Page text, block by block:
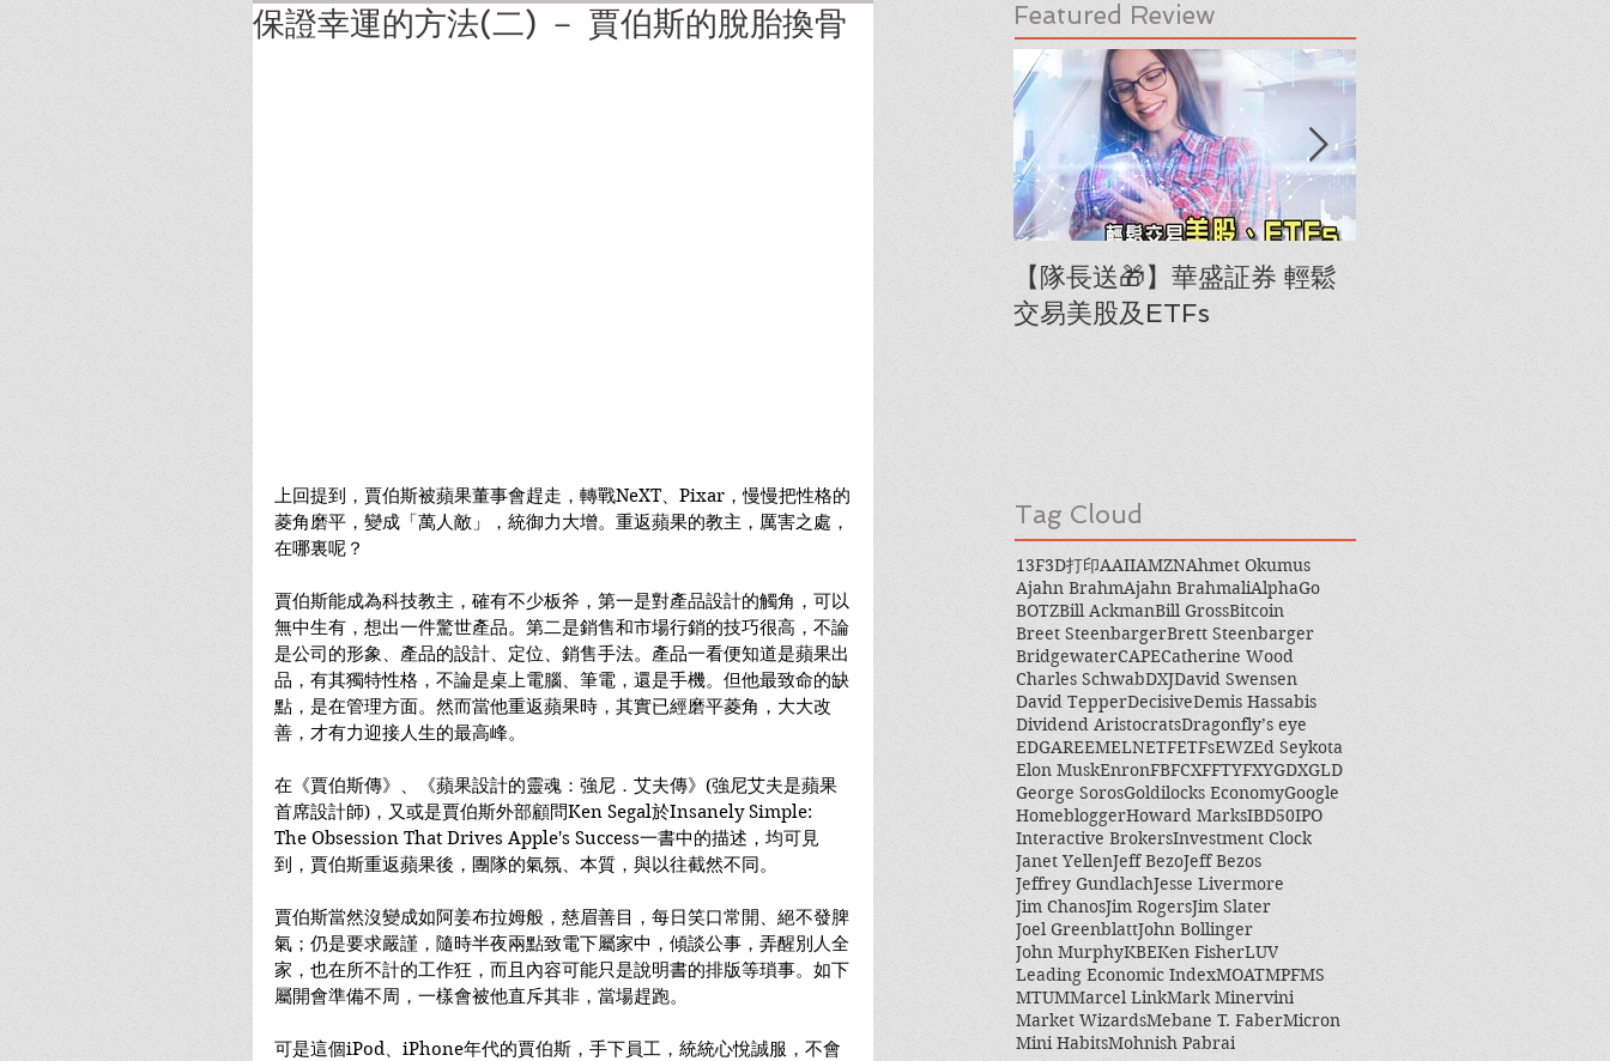
保證幸運的方法(二) － 賈伯斯的脫胎換骨
上回提到，賈伯斯被蘋果董事會趕走，轉戰NeXT、Pixar，慢慢把性格的
菱角磨平，變成「萬人敵」，統御力大增。重返蘋果的教主，厲害之處，
在哪裏呢？
賈伯斯能成為科技教主，確有不少板斧，第一是對產品設計的觸角，可以
無中生有，想出一件驚世產品。第二是銷售和市場行銷的技巧很高，不論
是公司的形象、產品的設計、定位、銷售手法。產品一看便知道是蘋果出
品，有其獨特性格，不論是桌上電腦、筆電，還是手機。但他最致命的缺
點，是在管理方面。然而當他重返蘋果時，其實已經磨平菱角，大大改
善，才有力迎接人生的最高峰。
在《賈伯斯傳》、《蘋果設計的靈魂：強尼．艾夫傳》(強尼艾夫是蘋果
首席設計師)，又或是賈伯斯外部顧問Ken Segal於Insanely Simple:
The Obsession That Drives Apple's Success一書中的描述，均可見
到，賈伯斯重返蘋果後，團隊的氣氛、本質，與以往截然不同。
賈伯斯當然沒變成如阿姜布拉姆般，慈眉善目，每日笑口常開、絕不發脾
氣；仍是要求嚴謹，隨時半夜兩點致電下屬家中，傾談公事，弄醒別人全
家，也在所不計的工作狂，而且內容可能只是說明書的排版等瑣事。如下
屬開會準備不周，一樣會被他直斥其非，當場趕跑。
可是這個iPod、iPhone年代的賈伯斯，手下員工，統統心悅誠服，不會
Featured Review
【隊長送🎁】華盛証券 輕鬆
交易美股及ETFs
Tag Cloud
13F3D打印AAIIAMZNAhmet Okumus
Ajahn BrahmAjahn BrahmaliAlphaGo
BOTZBill AckmanBill GrossBitcoin
Breet SteenbargerBrett Steenbarger
BridgewaterCAPECatherine Wood
Charles SchwabDXJDavid Swensen
David TepperDecisiveDemis Hassabis
Dividend AristocratsDragonfly’s eye
EDGAREEMELNETFETFsEWZEd Seykota
Elon MuskEnronFBFCXFFTYFXYGDXGLD
George SorosGoldilocks EconomyGoogle
HomebloggerHoward MarksIBD50IPO
Interactive BrokersInvestment Clock
Janet YellenJeff BezoJeff Bezos
Jeffrey GundlachJesse Livermore
Jim ChanosJim RogersJim Slater
Joel GreenblattJohn Bollinger
John MurphyKBEKen FisherLUV
Leading Economic IndexMOATMPFMS
MTUMMarcel LinkMark Minervini
Market WizardsMebane T. FaberMicron
Mini HabitsMohnish Pabrai